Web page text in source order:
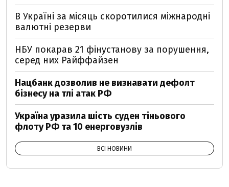
В Україні за місяць скоротилися міжнародні
валютні резерви
НБУ покарав 21 фінустанову за порушення,
серед них Райффайзен
Нацбанк дозволив не визнавати дефолт
бізнесу на тлі атак РФ
Україна уразила шість суден тіньового
флоту РФ та 10 енерговузлів
ВСІ НОВИНИ